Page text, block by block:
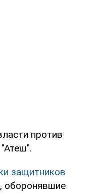
против
защитников
оборонявшие